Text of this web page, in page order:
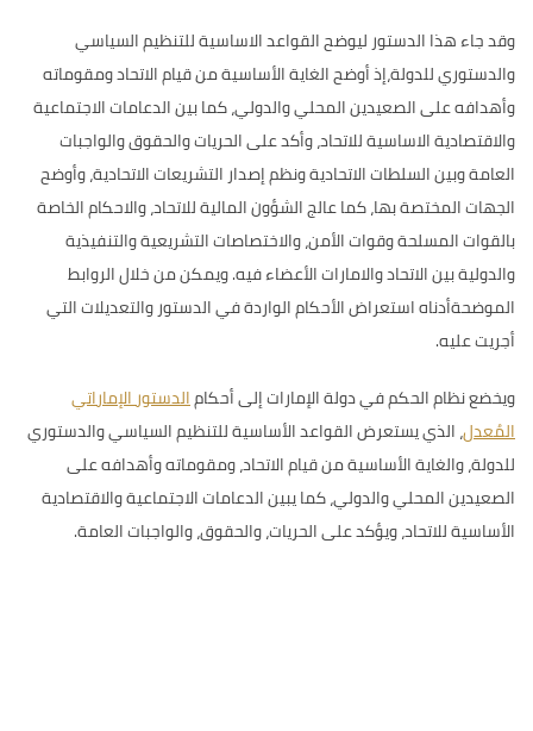
وقد جاء هذا الدستور ليوضح القواعد الاساسية للتنظيم السياسي
والدستوري للدولة،إذ أوضح الغاية الأساسية من قيام الاتحاد ومقوماته
وأهدافه على الصعيدين المحلي والدولي، كما بين الدعامات الاجتماعية
والاقتصادية الاساسية للاتحاد، وأكد على الحريات والحقوق والواجبات
العامة وبين السلطات الاتحادية ونظم إصدار التشريعات الاتحادية، وأوضح
الجهات المختصة بها، كما عالج الشؤون المالية للاتحاد، والاحكام الخاصة
بالقوات المسلحة وقوات الأمن، والاختصاصات التشريعية والتنفيذية
والدولية بين الاتحاد والامارات الأعضاء فيه. ويمكن من خلال الروابط
الموضحةأدناه استعراض الأحكام الواردة في الدستور والتعديلات التي
أجريت عليه.
ويخضع نظام الحكم في دولة الإمارات إلى أحكامالدستور الإماراتي
المُعدل، الذي يستعرض القواعد الأساسية للتنظيم السياسي والدستوري
للدولة، والغاية الأساسية من قيام الاتحاد، ومقوماته وأهدافه على
الصعيدين المحلي والدولي، كما يبين الدعامات الاجتماعية والاقتصادية
الأساسية للاتحاد، ويؤكد على الحريات، والحقوق، والواجبات العامة.